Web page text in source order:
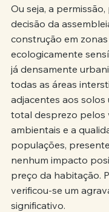
Ou seja, a
decisão da
construção em zonas
ecologicamente
já densamente
todas as áreas
adjacentes aos solos
total desprezo pelos
ambientais e a
populações,
nenhum impacto
preço da habitação.
verificou-se um
significativo.